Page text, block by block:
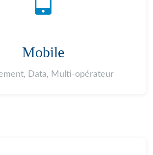
Mobile
Data, Multi-opérateur